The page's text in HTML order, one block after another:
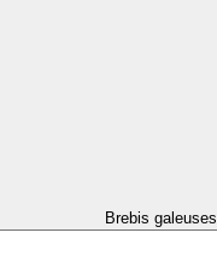
Brebis galeuses